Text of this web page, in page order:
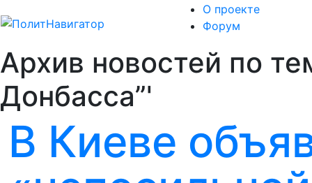
О проекте
Форум
Архив новостей по
Донбасса”'
В Киеве